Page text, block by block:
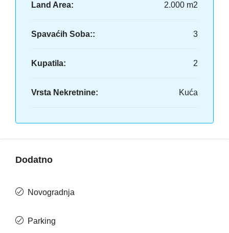
Land Area: 2.000 m2
Spavaćih Soba:: 3
Kupatila: 2
Vrsta Nekretnine: Kuća
Dodatno
Novogradnja
Parking